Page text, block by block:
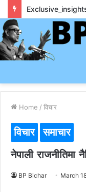
Home / विचार
विचार समाचार
नेपाली राजनीतिमा
BP Bichar March